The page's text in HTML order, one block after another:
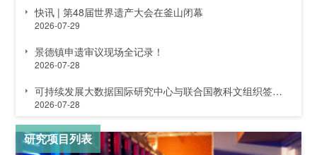
快讯 | 第48届世界遗产大会在釜山闭幕
2026-07-29
景德镇申遗审议现场全记录！
2026-07-28
可持续发展大数据国际研究中心与联合国教科文组织签署合作协议
2026-07-28
研究项目列表